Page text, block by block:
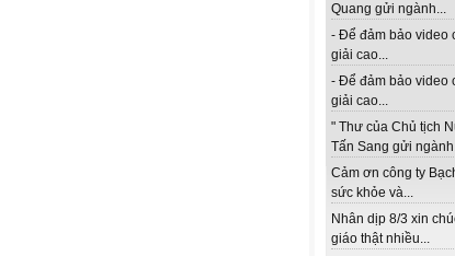
Quang gửi ngành...
- Để đảm bảo video
giải cao...
- Để đảm bảo video
giải cao...
" Thư của Chủ tịch
Tấn Sang gửi
Cảm ơn công ty
sức khỏe và...
Nhân dịp 8/3 xin
giáo thật nhiều...